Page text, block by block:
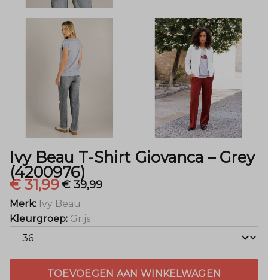
Grey
(4200976)
Menger
Mode
Ivy Beau T-Shirt Giovanca – Grey
(4200976)
€ 31,99€ 39,99
Merk: Ivy Beau
Kleurgroep: Grijs
TOEVOEGEN AAN WINKELWAGEN